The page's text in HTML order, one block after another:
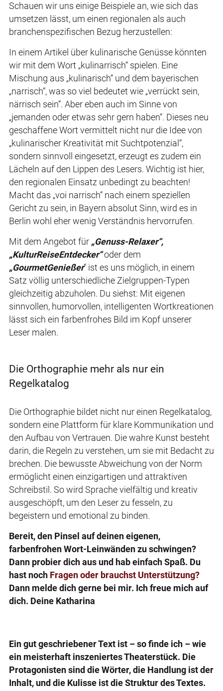
Schauen wir uns einige Beispiele an, wie sich das
umsetzen lässt, um einen regionalen als auch
branchenspezifischen Bezug herzustellen:
In einem Artikel über kulinarische Genüsse könnten
wir mit dem Wort „kulinarrisch“ spielen. Eine
Mischung aus „kulinarisch“ und dem bayerischen
„narrisch“, was so viel bedeutet wie „verrückt sein,
närrisch sein“. Aber eben auch im Sinne von
„jemanden oder etwas sehr gern haben“. Dieses neu
geschaffene Wort vermittelt nicht nur die Idee von
„kulinarischer Kreativität mit Suchtpotenzial“,
sondern sinnvoll eingesetzt, erzeugt es zudem ein
Lächeln auf den Lippen des Lesers. Wichtig ist hier,
den regionalen Einsatz unbedingt zu beachten!
Macht das „voi narrisch“ nach einem speziellen
Gericht zu sein, in Bayern absolut Sinn, wird es in
Berlin wohl eher wenig Verständnis hervorrufen.
Mit dem Angebot für „Genuss-Relaxer“,
„KulturReiseEntdecker“oder dem
„GourmetGenießer“ ist es uns möglich, in einem
Satz völlig unterschiedliche Zielgruppen-Typen
gleichzeitig abzuholen. Du siehst: Mit eigenen
sinnvollen, humorvollen, intelligenten Wortkreationen
lässt sich ein farbenfrohes Bild im Kopf unserer
Leser malen.
Die Orthographie mehr als nur ein
Regelkatalog
Die Orthographie bildet nicht nur einen Regelkatalog,
sondern eine Plattform für klare Kommunikation und
den Aufbau von Vertrauen. Die wahre Kunst besteht
darin, die Regeln zu verstehen, um sie mit Bedacht zu
brechen. Die bewusste Abweichung von der Norm
ermöglicht einen einzigartigen und attraktiven
Schreibstil. So wird Sprache vielfältig und kreativ
ausgeschöpft, um den Leser zu fesseln, zu
begeistern und emotional zu binden.
Bereit, den Pinsel auf deinen eigenen,
farbenfrohen Wort-Leinwänden zu schwingen?
Dann probier dich aus und hab einfach Spaß. Du
hast nochFragen oder brauchst Unterstützung?
Dann melde dich gerne bei mir. Ich freue mich auf
dich. Deine Katharina
Ein gut geschriebener Text ist – so finde ich – wie
ein meisterhaft inszeniertes Theaterstück. Die
Protagonisten sind die Wörter, die Handlung ist der
Inhalt, und die Kulisse ist die Struktur des Textes.